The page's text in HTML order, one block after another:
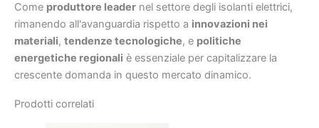
Come produttore leader nel settore degli isolanti elettrici,
rimanendo all'avanguardia rispetto a innovazioni nei
materiali, tendenze tecnologiche, e politiche
energetiche regionali è essenziale per capitalizzare la
crescente domanda in questo mercato dinamico.
Prodotti correlati